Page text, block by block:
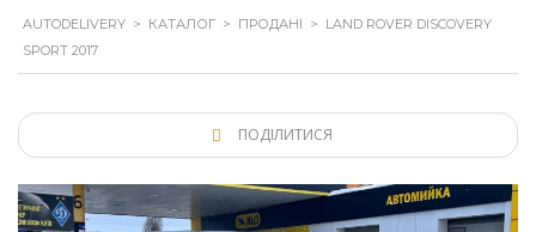
AUTODELIVERY > КАТАЛОГ > ПРОДАНІ > LAND ROVER DISCOVERY
SPORT 2017
ПОДІЛИТИСЯ